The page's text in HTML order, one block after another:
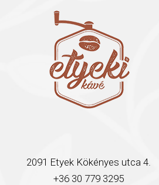
2091 Etyek Kökényes utca 4.
+36 30 779 3295